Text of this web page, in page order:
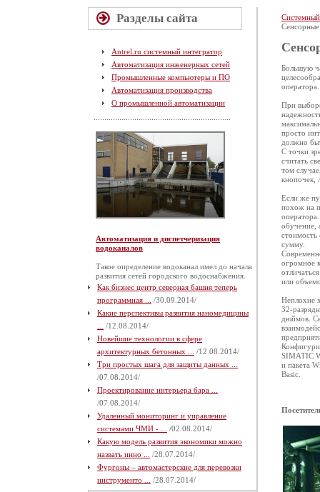
Разделы сайта
Antrel.ru системный интегратор
Автоматизация инженерных сетей
Промышленные компьютеры и ПО
Автоматизация производства
О промышленной автоматизации
Автоматизация и диспетчеризация
водоканалов
Такое определение водоканал имел до начала
развития сетей городского водоснабжения.
Как бизнес центр северная башня теперь
программная ...
/30.09.2014/
Какие перспективы развития наномедицины
/12.08.2014/
Новейшие технологии в сфере
архитектурных бетонных ...
/12.08.2014/
Три простых шага для защиты данных ...
/07.08.2014/
Проектирование интерьера бара ...
/07.08.2014/
Удаленный мониторинг и управление
системами ЧМИ - ...
/02.08.2014/
Какую модель развития экономики можно
назвать инно ...
/28.07.2014/
Фургоны – автомастерские для перевозки
инструменто ...
/28.07.2014/
Большую
оператора.
При
просто
должно
С точки
считать
том
кнопочек,
Если же
похож на
обучение,
стоимость
сумму.
огромное
или
Неплохие
32-
дюймов.
SIMATIC
и пакета
Basic.